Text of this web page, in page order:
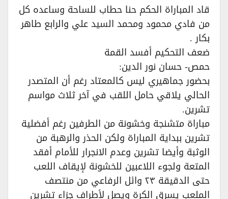
قاد المباراة الحكم حنا حطاب للساحة وساعده كل
من فادي محمود ومحمد السيد علي والرابع طاهر
بكار .
ضعف التحكيم أفسد القمة
حمص- حسان نور الدين:
بحضور جماهيري ليس كالمعتاد رغم أن المتصدر
الحالي يلاقي حامل اللقب في آخر ثلاث مواسم
تشرين.
مباراة متشنجة وخشونة من الطرفين رغم أفضلية
تشرين ببداية المباراة ولكن الحذر والرهبة من
الوثبة وأيضا تشرين وعدم الانجرار للأمام أفقد
المتعة ولجوء اللاعبين للخشونة لإيقاف اللعب
حتى الدقيقة ٢٣ وائل الرفاعي من منتصف
الملعب يسرق الكرة ويصل لأطراف جزاء تشرين